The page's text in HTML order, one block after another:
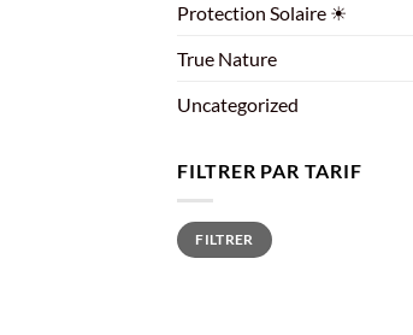
Protection Solaire ☀
True Nature
Uncategorized
FILTRER PAR TARIF
Prix
min
Prix
maxFILTRER